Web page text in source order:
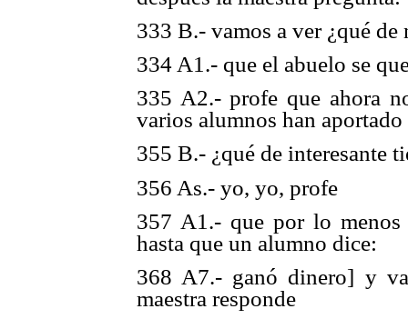
333 B.- vamos a ver ¿qué de
334 A1.- que el abuelo se
335 A2.- profe que ahora
varios alumnos han
355 B.- ¿qué de interesante
356 As.- yo, yo, profe
357 A1.- que por lo menos
hasta que un alumno dice:
368 A7.- ganó dinero] y
maestra responde